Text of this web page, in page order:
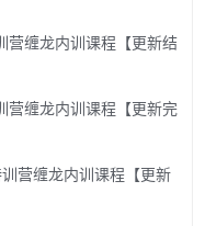
营缠龙内训课程【更新结
营缠龙内训课程【更新完
营缠龙内训课程【更新